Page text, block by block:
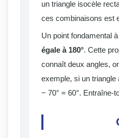
un triangle isocèle
ces combinaisons est
Un point fondamental
égale à 180°. Cette
connaît deux angles,
exemple, si un triangle
− 70° = 60°. Entraîne-